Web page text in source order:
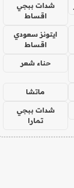
شدات ببجي
اقساط
ايتونز سعودي
اقساط
حناء شعر
ماتشا
شدات ببجي
تمارا